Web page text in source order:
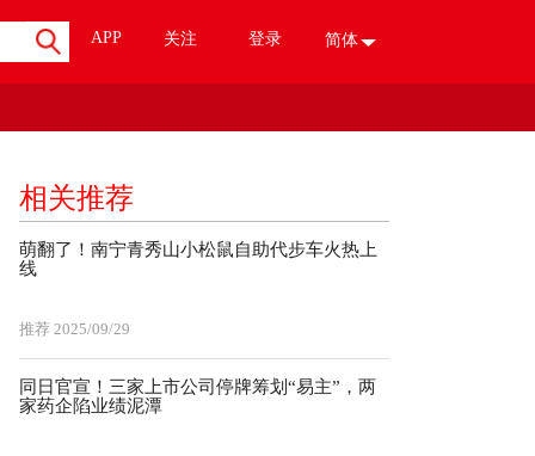
APP 关注 登录 简体
相关推荐
萌翻了！南宁青秀山小松鼠自助代步车火热上
线
推荐 2025/09/29
同日官宣！三家上市公司停牌筹划“易主”，两
家药企陷业绩泥潭